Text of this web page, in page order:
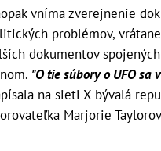
vníma zverejnenie
problémov,
dokumentov
"O tie súbory o UFO sa
na sieti X bývalá
Marjorie